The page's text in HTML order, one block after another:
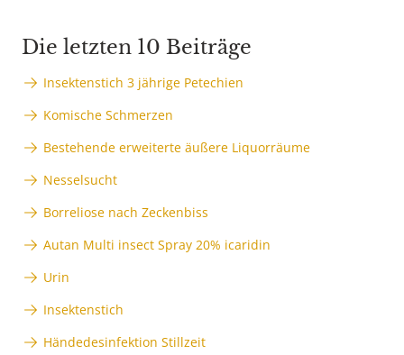
Die letzten 10 Beiträge
Insektenstich 3 jährige Petechien
Komische Schmerzen
Bestehende erweiterte äußere Liquorräume
Nesselsucht
Borreliose nach Zeckenbiss
Autan Multi insect Spray 20% icaridin
Urin
Insektenstich
Händedesinfektion Stillzeit